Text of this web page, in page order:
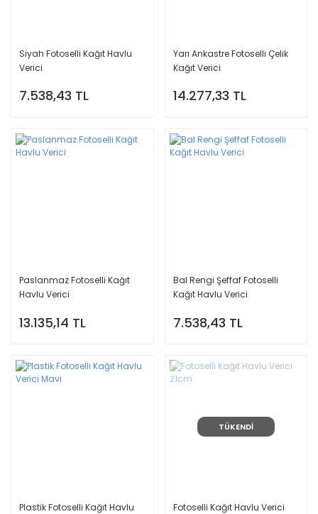
Siyah Fotoselli Kağıt Havlu
Verici
7.538,43 TL
Yarı Ankastre Fotoselli Çelik
Kağıt Verici
14.277,33 TL
Paslanmaz Fotoselli Kağıt
Havlu Verici
13.135,14 TL
Bal Rengi Şeffaf Fotoselli
Kağıt Havlu Verici
7.538,43 TL
Plastik Fotoselli Kağıt Havlu
TÜKENDİ
Fotoselli Kağıt Havlu Verici